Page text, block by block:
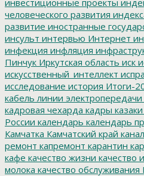
человеческого развития
развитие иностранные
инсульт интервью Интернет
инфекция инфляция
Пинчук Иркутская область иск
искусственный_интеллект
исследование история Итоги-
кабель линии электропередачи
кадровая чехарда кадры казаки
России календарь календарь
Камчатка Камчатский край
ремонт капремонт карантин
кафе качество жизни качество
молока качество обслуживания